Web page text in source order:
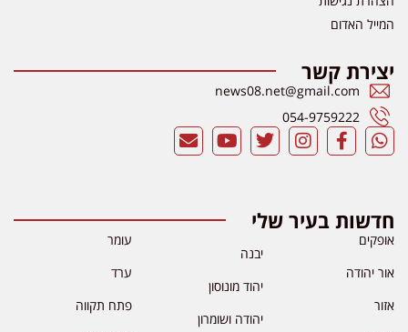
המייל האדום
יצירת קשר
news08.net@gmail.com
054-9759222
חדשות בעיר שלי
אופקים
אור יהודה
אזור
יבנה
יהוד מונוסון
יהודה ושומרון
עומר
ערד
פתח תקווה